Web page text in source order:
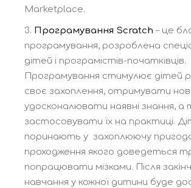
Marketplace.
Програмування Scratch – це
програмування, розроблена
дітей і програмістів-початківців.
Програмування стимулює дітей
своє захоплення, отримувати
удосконалювати наявні знання, а
застосовувати їх на практиці.
поринають у захоплюючу
проходження якого доведеться
попрацювати мізками. Після
навчання у кожної дитини буде